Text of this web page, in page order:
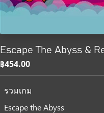
Escape The Abyss &
฿454.00
รวมเกม
Escape the Abyss